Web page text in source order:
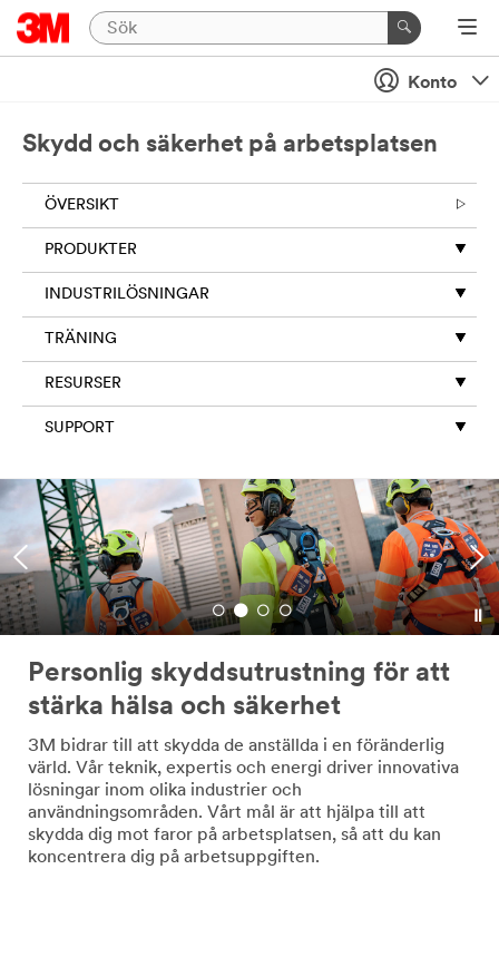
Konto
Skydd och säkerhet på arbetsplatsen
ÖVERSIKT
PRODUKTER
INDUSTRILÖSNINGAR
TRÄNING
RESURSER
SUPPORT
Personlig skyddsutrustning för att
stärka hälsa och säkerhet
3M bidrar till att skydda de anställda i en föränderlig
värld. Vår teknik, expertis och energi driver innovativa
lösningar inom olika industrier och
användningsområden. Vårt mål är att hjälpa till att
skydda dig mot faror på arbetsplatsen, så att du kan
koncentrera dig på arbetsuppgiften.